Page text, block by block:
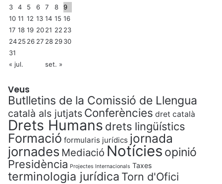
3
4 5 6 7 8
9
10 11 12 13 14 15 16
17 18 19 2021 22 23
2425 26 27 28 2930
31
« jul.
set. »
Veus
Butlletins de la Comissió de Llengua
català als jutjats Conferències dret català
Drets Humans drets lingüístics
Formació formularis jurídics jornada
jornades Mediació Notícies opinió
Presidència Projectes Internacionals Taxes
terminologia jurídica Torn d'Ofici